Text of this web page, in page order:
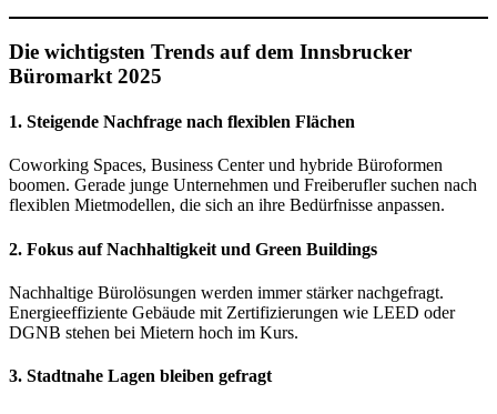
Die wichtigsten Trends auf dem Innsbrucker
Büromarkt 2025
1. Steigende Nachfrage nach flexiblen Flächen
Coworking Spaces, Business Center und hybride Büroformen
boomen. Gerade junge Unternehmen und Freiberufler suchen nach
flexiblen Mietmodellen, die sich an ihre Bedürfnisse anpassen.
2. Fokus auf Nachhaltigkeit und Green Buildings
Nachhaltige Bürolösungen werden immer stärker nachgefragt.
Energieeffiziente Gebäude mit Zertifizierungen wie LEED oder
DGNB stehen bei Mietern hoch im Kurs.
3. Stadtnahe Lagen bleiben gefragt